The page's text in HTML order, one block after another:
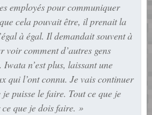
employés pour communiquer
cela pouvait être, il prenait la
à égal. Il demandait souvent à
voir comment d’autres gens
n’est plus, laissant une
qui l’ont connu. Je vais continuer
puisse le faire. Tout ce que je
que je dois faire. »